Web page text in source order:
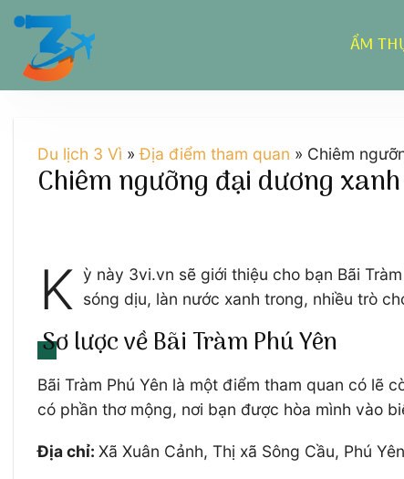
Chuyển
dung
ẨM
Du lịch 3 Vì »Địa điểm tham quan » Chiêm
Chiêm ngưỡng đại dương
K ỳ này 3vi.vn sẽ giới thiệu cho bạn Bãi
sóng dịu, làn nước xanh trong, nhiều trò
Sơ lược về Bãi Tràm Phú Yên
Bãi Tràm Phú Yên là một điểm tham quan có lẽ
có phần thơ mộng, nơi bạn được hòa mình vào
Địa chỉ:Xã Xuân Cảnh, Thị xã Sông Cầu, Phú Yên